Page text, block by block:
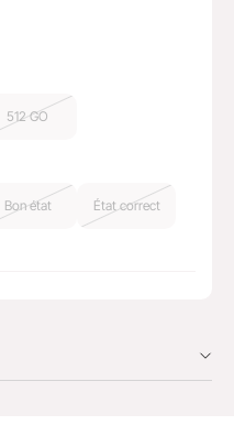
512 GO
Bon état État correct